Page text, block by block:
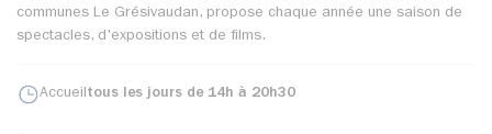
communes Le Grésivaudan, propose chaque année une saison de
spectacles, d'expositions et de films.
Accueiltous les jours de 14h à 20h30